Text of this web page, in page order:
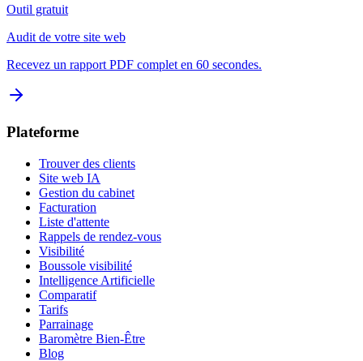
Outil gratuit
Audit de votre site web
Recevez un rapport PDF complet en 60 secondes.
Plateforme
Trouver des clients
Site web IA
Gestion du cabinet
Facturation
Liste d'attente
Rappels de rendez-vous
Visibilité
Boussole visibilité
Intelligence Artificielle
Comparatif
Tarifs
Parrainage
Baromètre Bien-Être
Blog